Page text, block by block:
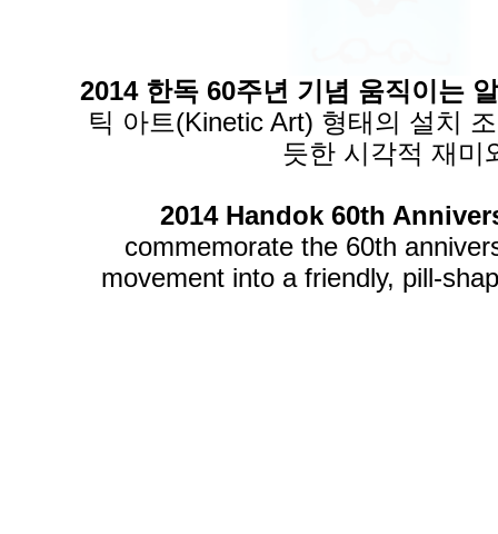
2014 한독 60주년 기념 움직이는
틱 아트(Kinetic Art) 형태의 설치
듯한 시각적 재미
2014 Handok 60th
commemorate the 60th
movement into a friendly, pill-